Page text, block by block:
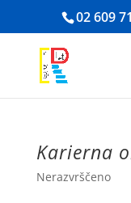
02 609
Karierna
Nerazvrščeno